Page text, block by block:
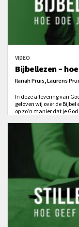
VIDEO
Bijbellezen –
Ilanah Pruis, Laurens
In deze aflevering van
geloven wij over de Bijbel
op zo’n manier dat je